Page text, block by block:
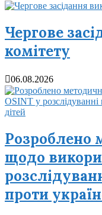
Чергове
комітету
06.08.2026
Розроблено
щодо
проти